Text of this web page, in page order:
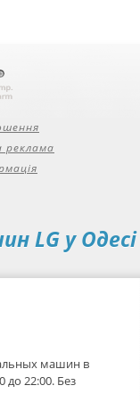
LG у Одесі
машин в
до 22:00. Без